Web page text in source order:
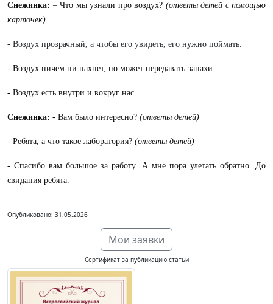
Снежинка: – Что мы узнали про воздух? (ответы детей с помощью
карточек)
- Воздух прозрачный, а чтобы его увидеть, его нужно поймать.
- Воздух ничем ни пахнет, но может передавать запахи.
- Воздух есть внутри и вокруг нас.
Снежинка: - Вам было интересно? (ответы детей)
- Ребята, а что такое лаборатория? (ответы детей)
- Спасибо вам большое за работу. А мне пора улетать обратно. До
свидания ребята.
Опубликовано: 31.05.2026
Мои заявки
Сертификат за публикацию статьи